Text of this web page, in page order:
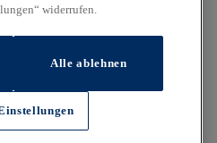
widerrufen.
Alle ablehnen